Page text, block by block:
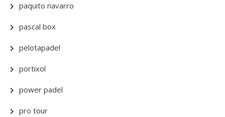
paquito navarro
pascal box
pelotapadel
portixol
power padel
pro tour